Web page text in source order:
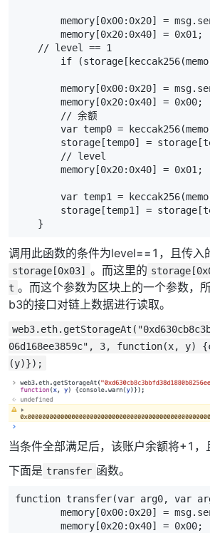
memory[0x00:0x20] =
        memory[0x20:0x40] = 0x01;
    // level == 1
if
memory[0x00:0x20] =
        memory[0x20:0x40] = 0x00;
        // 余额
var temp0 =
storage[temp0] =
        // level
        memory[0x20:0x40] = 0x01;
var temp1 =
storage[temp1] =
    }
调用此函数的条件为level==1，且传入
storage[0x03] 。而这里的
t 。而这个参数为区块上的一个参数，
b3的接口对链上数据进行读取。
06d168ee3859c", 3, function(x, y)
(y)});
当条件全部满足后，该账户余额将+1，
下面是 transfer 函数。
function transfer(var arg0, var
memory[0x00:0x20] =
        memory[0x20:0x40] = 0x00;